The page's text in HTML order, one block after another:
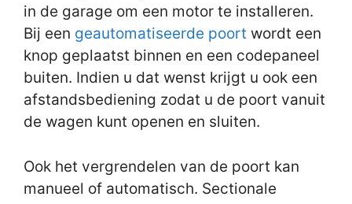
in de garage om een motor te installeren.
Bij een geautomatiseerde poort wordt een
knop geplaatst binnen en een codepaneel
buiten. Indien u dat wenst krijgt u ook een
afstandsbediening zodat u de poort vanuit
de wagen kunt openen en sluiten.
Ook het vergrendelen van de poort kan
manueel of automatisch. Sectionale